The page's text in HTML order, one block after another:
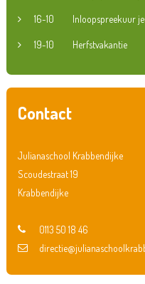
16-10 Inloopspreekuur
19-10 Herfstvakantie
Contact
Julianaschool Krabbendijke
Scoudestraat 19
Krabbendijke
0113 50 18 46